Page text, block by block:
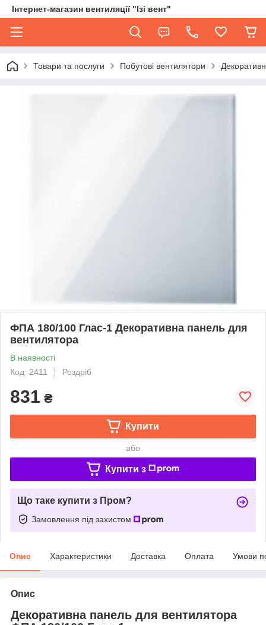
Інтернет-магазин вентиляції "Ізі вент"
Товари та послуги Побутові вентилятори
ФПА 180/100 Глас-1 Декоративна панель для
вентилятора
В наявності
Код: 2411
Роздріб
831 ₴
Купити
або
Купити з
Що таке купити з Пром?
Замовлення під захистом
Опис Характеристики Доставка Оплата Умови
Опис
Декоративна панель для вентилятора